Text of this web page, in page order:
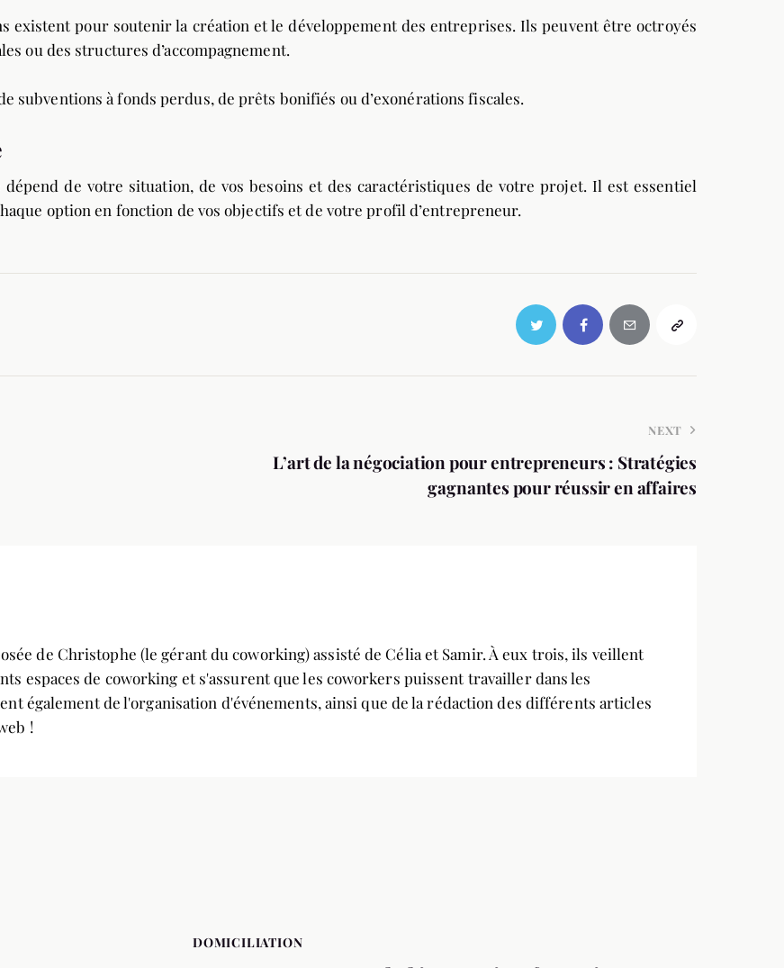
existent pour soutenir la création et le développement des entreprises. Ils peuvent être octroyés
ou des structures d’accompagnement.
subventions à fonds perdus, de prêts bonifiés ou d’exonérations fiscales.
de votre situation, de vos besoins et des caractéristiques de votre projet. Il est essentiel
option en fonction de vos objectifs et de votre profil d’entrepreneur.
NEXT
L’art de la négociation pour entrepreneurs : Stratégies
gagnantes pour réussir en affaires
de Christophe (le gérant du coworking) assisté de Célia et Samir. À eux trois, ils veillent
espaces de coworking et s'assurent que les coworkers puissent travailler dans les
également de l'organisation d'événements, ainsi que de la rédaction des différents articles
!
DOMICILIATION